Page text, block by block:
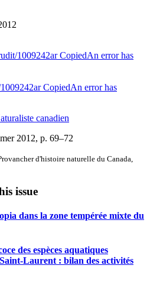
1009242arCopiedAn error has
CopiedAn error has
canadien
2012, p. 69–72
d'histoire naturelle du Canada,
issue
dans la zone tempérée mixte du
des espèces aquatiques
Laurent : bilan des activités